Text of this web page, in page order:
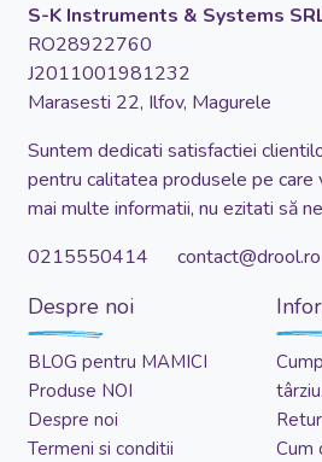
S-K Instruments & Systems
RO28922760
J2011001981232
Marasesti 22, Ilfov, Magurele
Suntem dedicati satisfactiei
pentru calitatea produsele pe care
mai multe informatii, nu ezitati să
0215550414 contact@drool.ro
Despre noi
BLOG pentru MAMICI
Produse NOI
Despre noi
Termeni si conditii
Cum